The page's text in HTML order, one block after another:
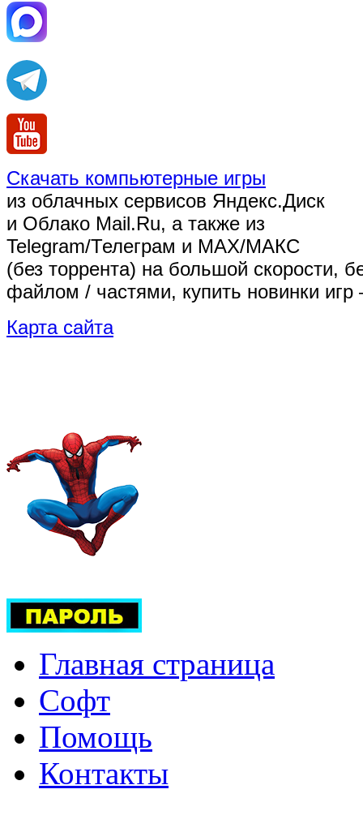
Скачать компьютерные игры
из облачных сервисов Яндекс.Диск
и Облако Mail.Ru, а также из
Telegram/Телеграм и MAX/МАКС
(без торрента) на большой скорости,
файлом / частями, купить новинки
Карта сайта
Главная страница
Софт
Помощь
Контакты